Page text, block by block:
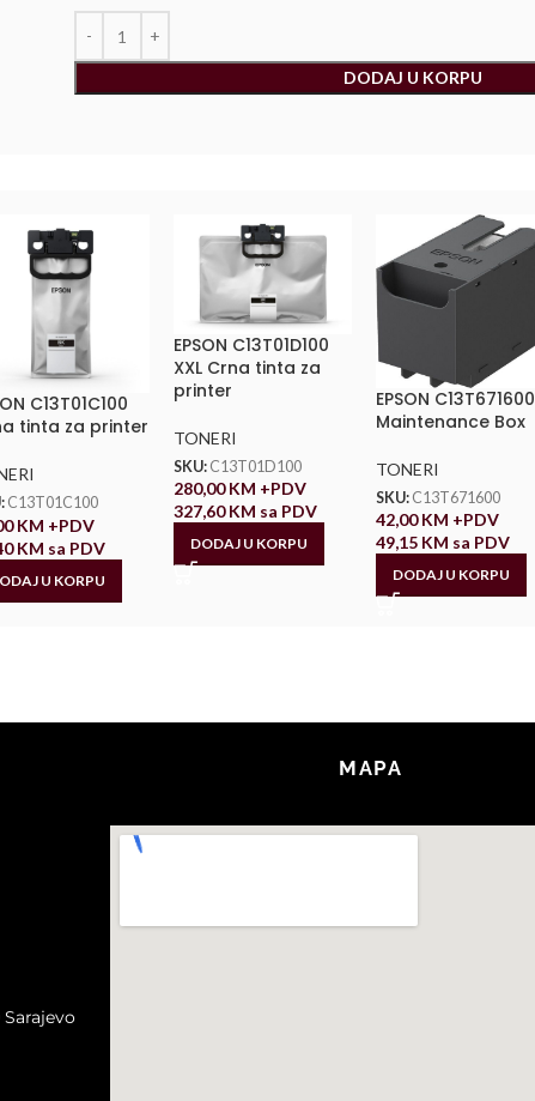
DODAJ U KORPU
C13T01C100
tinta za printer
C13T01C100
KM +PDV
KM sa PDV
U KORPU
EPSON C13T01D100
XXL Crna tinta za
printer
TONERI
SKU: C13T01D100
280,00KM +PDV
327,60KM sa PDV
DODAJ U KORPU
EPSON C13T671600
Maintenance Box
TONERI
SKU: C13T671600
42,00KM +PDV
49,15 KM sa PDV
DODAJ U KORPU
MAPA